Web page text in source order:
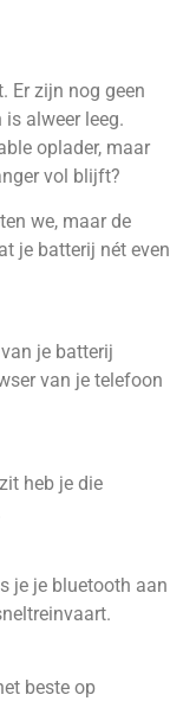
Er zijn nog geen
alweer leeg.
oplader, maar
vol blijft?
we, maar de
je batterij nét even
je batterij
van je telefoon
heb je die
je je bluetooth aan
beste op